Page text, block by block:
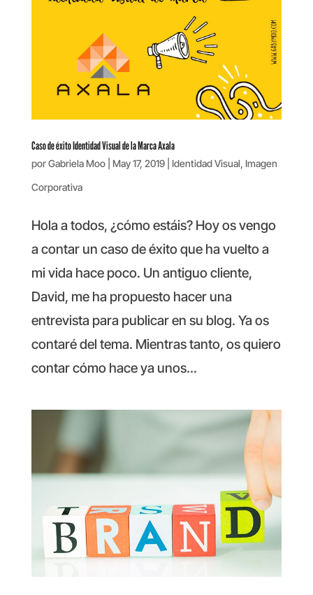
Caso de éxito Identidad Visual de la Marca Axala
porGabriela Moo| May 17, 2019| Identidad Visual, Imagen
Corporativa
Hola a todos, ¿cómo estáis? Hoy os vengo
a contar un caso de éxito que ha vuelto a
mi vida hace poco. Un antiguo cliente,
David, me ha propuesto hacer una
entrevista para publicar en su blog. Ya os
contaré del tema. Mientras tanto, os quiero
contar cómo hace ya unos...